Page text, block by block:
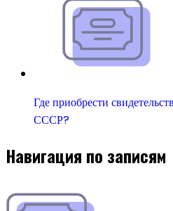
Где приобрести
СССР?
Навигация по записям